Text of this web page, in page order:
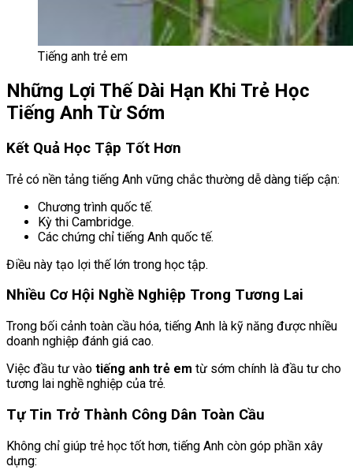
Tiếng anh trẻ em
Những Lợi Thế Dài Hạn Khi Trẻ Học
Tiếng Anh Từ Sớm
Kết Quả Học Tập Tốt Hơn
Trẻ có nền tảng tiếng Anh vững chắc thường dễ dàng tiếp cận:
Chương trình quốc tế.
Kỳ thi Cambridge.
Các chứng chỉ tiếng Anh quốc tế.
Điều này tạo lợi thế lớn trong học tập.
Nhiều Cơ Hội Nghề Nghiệp Trong Tương Lai
Trong bối cảnh toàn cầu hóa, tiếng Anh là kỹ năng được nhiều
doanh nghiệp đánh giá cao.
Việc đầu tư vào tiếng anh trẻ em từ sớm chính là đầu tư cho
tương lai nghề nghiệp của trẻ.
Tự Tin Trở Thành Công Dân Toàn Cầu
Không chỉ giúp trẻ học tốt hơn, tiếng Anh còn góp phần xây
dựng: